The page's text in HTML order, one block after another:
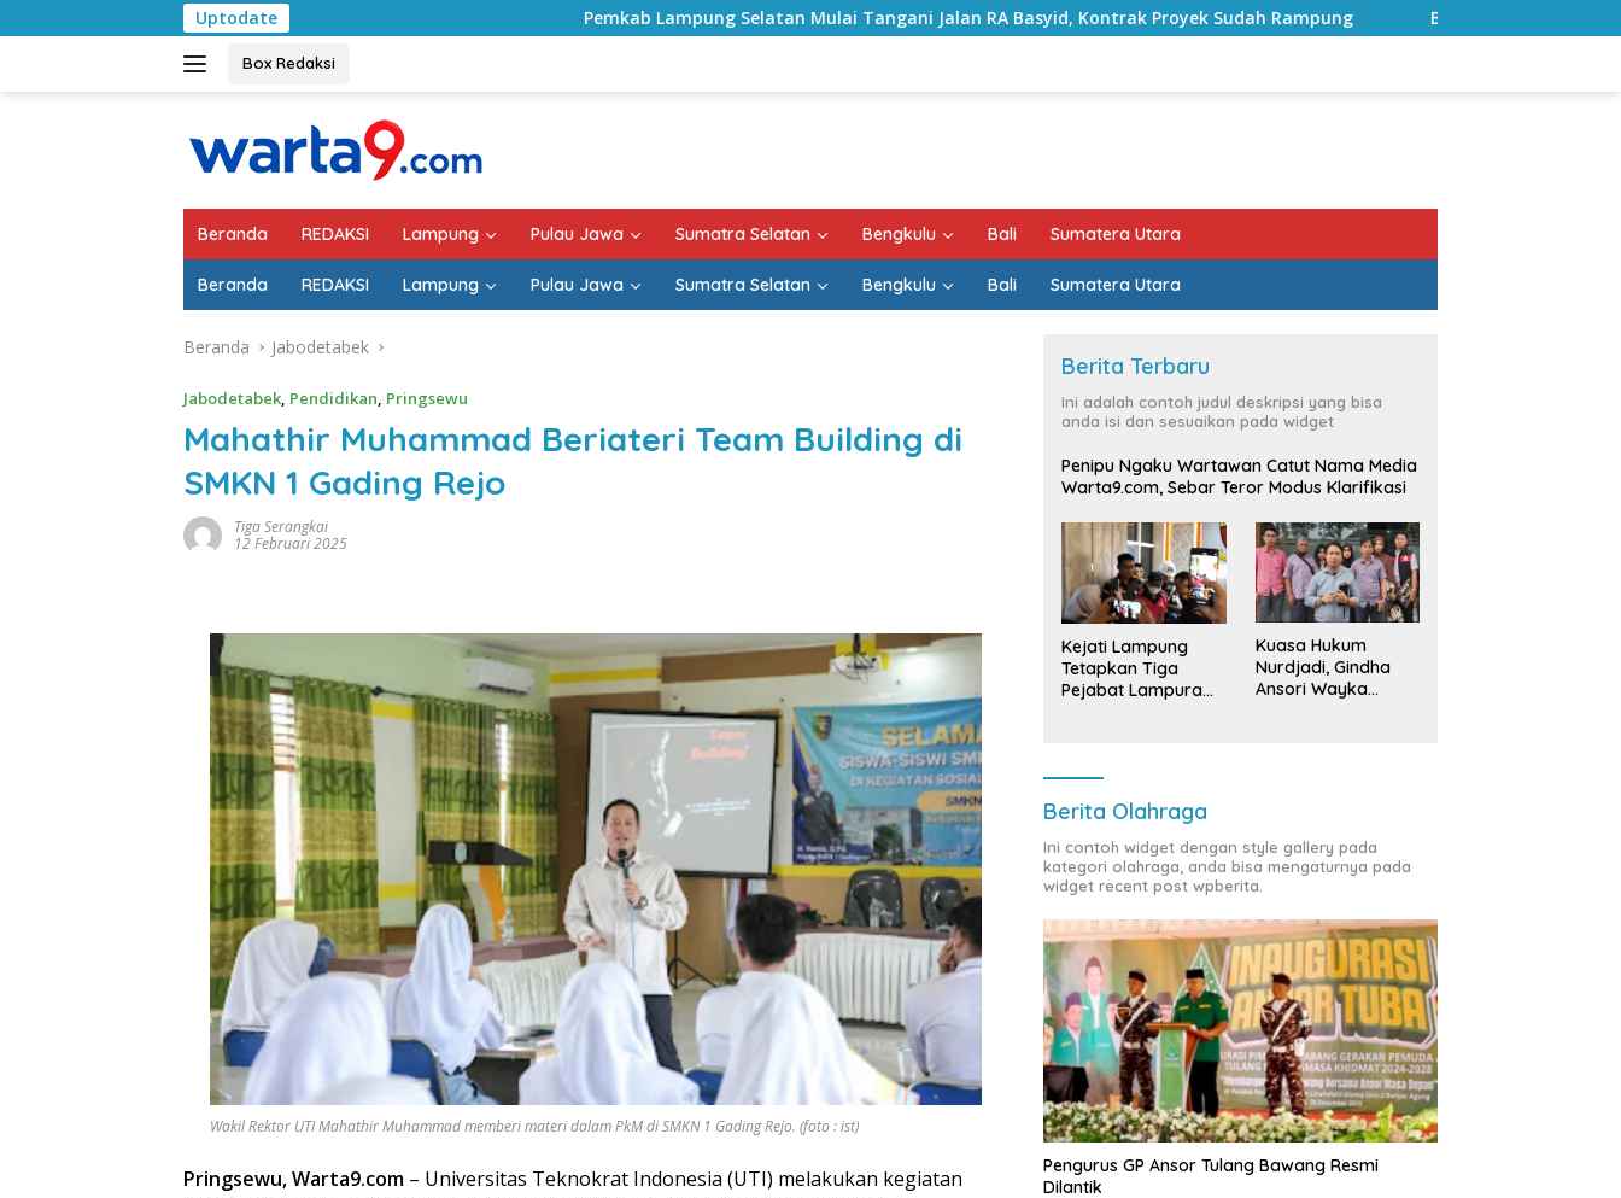
ke
Uptodate Pemkab Lampung Selatan Mulai Tangani Jalan RA Basyid, Kontrak Proyek Sudah Rampung Bulan Kemerdekaan, Bupati Lampung Selatan
Box Redaksi
Beranda REDAKSI Lampung Pulau Jawa Sumatra Selatan Bengkulu Bali Sumatera Utara
Beranda REDAKSI Lampung Pulau Jawa Sumatra Selatan Bengkulu Bali Sumatera Utara
Beranda Jabodetabek
Jabodetabek, Pendidikan, Pringsewu
Mahathir Muhammad Beriateri Team Building di
SMKN 1 Gading Rejo
Tiga Serangkai
12 Februari 2025
Wakil Rektor UTI Mahathir Muhammad memberi materi dalam PkM di SMKN 1 Gading Rejo. (foto : ist)
Pringsewu, Warta9.com – Universitas Teknokrat Indonesia (UTI) melakukan kegiatan
Berita Terbaru
Ini adalah contoh judul deskripsi yang bisa
anda isi dan sesuaikan pada widget
Penipu Ngaku Wartawan Catut Nama Media
Warta9.com, Sebar Teror Modus Klarifikasi
Kejati Lampung
Tetapkan Tiga
Pejabat Lampura
Kuasa Hukum
Nurdjadi, Gindha
Ansori Wayka
Berita Olahraga
Ini contoh widget dengan style gallery pada
kategori olahraga, anda bisa mengaturnya pada
widget recent post wpberita.
Pengurus GP Ansor Tulang Bawang Resmi
Dilantik